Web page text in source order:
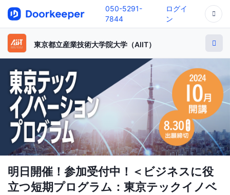
050-5291-
7844
ログイ
ン
東京都立産業技術大学院大学（AIIT）
明日開催！参加受付中！＜ビジネスに役
立つ短期プログラム：東京テックイノベ